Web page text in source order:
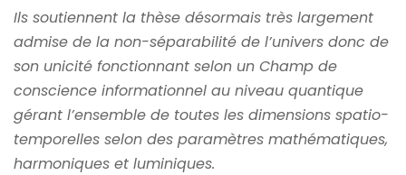
Ils soutiennent la thèse désormais très largement
admise de la non-séparabilité de l’univers donc de
son unicité fonctionnant selon un Champ de
conscience informationnel au niveau quantique
gérant l’ensemble de toutes les dimensions spatio-
temporelles selon des paramètres mathématiques,
harmoniques et luminiques.